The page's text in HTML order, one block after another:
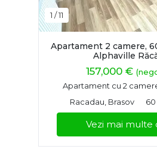
1 /11
Apartament 2 camere,
Alphaville
157,000 €
Apartament cu 2
Racadau, Brasov
Vezi mai multe